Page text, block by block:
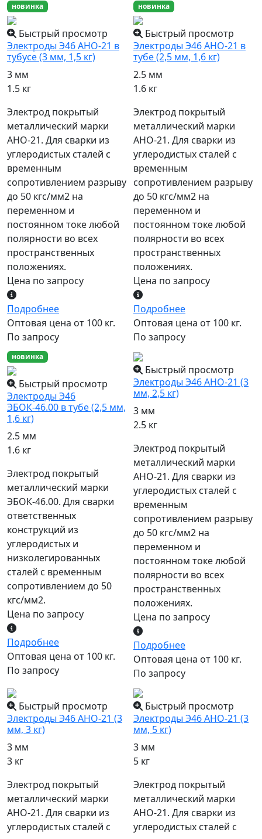
новинка
Быстрый просмотр
Электроды Э46 АНО-21 в
тубусе (3 мм, 1,5 кг)
3 мм
1.5 кг
Электрод покрытый
металлический марки
АНО-21. Для сварки из
углеродистых сталей с
временным
сопротивлением разрыву
до 50 кгс/мм2 на
переменном и
постоянном токе любой
полярности во всех
пространственных
положениях.
Цена по запросу
Подробнее
Оптовая цена от 100 кг.
По запросу
новинка
Быстрый просмотр
Электроды Э46 АНО-21 в
тубе (2,5 мм, 1,6 кг)
2.5 мм
1.6 кг
Электрод покрытый
металлический марки
АНО-21. Для сварки из
углеродистых сталей с
временным
сопротивлением разрыву
до 50 кгс/мм2 на
переменном и
постоянном токе любой
полярности во всех
пространственных
положениях.
Цена по запросу
Подробнее
Оптовая цена от 100 кг.
По запросу
новинка
Быстрый просмотр
Электроды Э46
ЭБОК-46.00 в тубе (2,5 мм,
1,6 кг)
2.5 мм
1.6 кг
Электрод покрытый
металлический марки
ЭБОК-46.00. Для сварки
ответственных
конструкций из
углеродистых и
низколегированных
сталей с временным
сопротивлением до 50
кгс/мм2.
Цена по запросу
Подробнее
Оптовая цена от 100 кг.
По запросу
Быстрый просмотр
Электроды Э46 АНО-21 (3
мм, 2,5 кг)
3 мм
2.5 кг
Электрод покрытый
металлический марки
АНО-21. Для сварки из
углеродистых сталей с
временным
сопротивлением разрыву
до 50 кгс/мм2 на
переменном и
постоянном токе любой
полярности во всех
пространственных
положениях.
Цена по запросу
Подробнее
Оптовая цена от 100 кг.
По запросу
Быстрый просмотр
Электроды Э46 АНО-21 (3
мм, 3 кг)
3 мм
3 кг
Электрод покрытый
металлический марки
АНО-21. Для сварки из
углеродистых сталей с
Быстрый просмотр
Электроды Э46 АНО-21 (3
мм, 5 кг)
3 мм
5 кг
Электрод покрытый
металлический марки
АНО-21. Для сварки из
углеродистых сталей с